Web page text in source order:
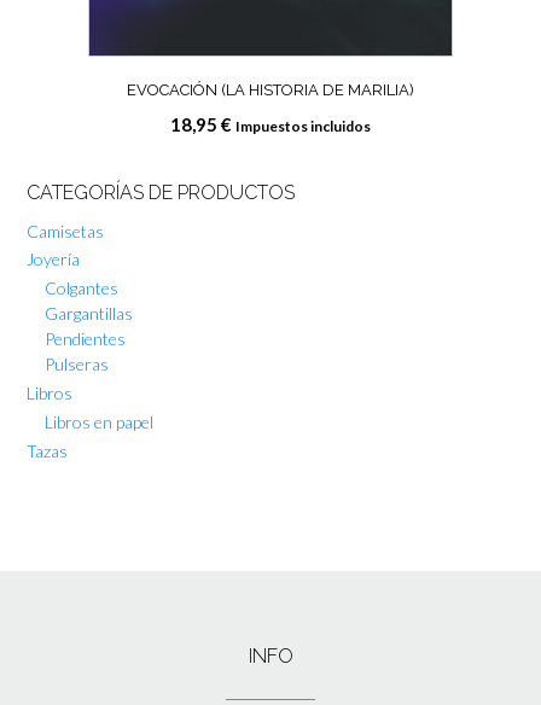
EVOCACIÓN (LA HISTORIA DE MARILIA)
18,95 € Impuestos incluidos
CATEGORÍAS DE PRODUCTOS
Camisetas
Joyería
Colgantes
Gargantillas
Pendientes
Pulseras
Libros
Libros en papel
Tazas
INFO